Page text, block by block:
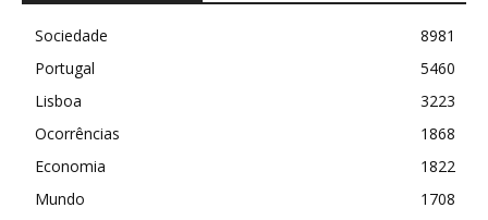
Sociedade
8981
Portugal
5460
Lisboa
3223
Ocorrências
1868
Economia
1822
Mundo
1708